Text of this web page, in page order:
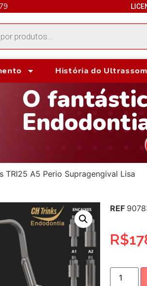
História do Ultrassom
O
TRI25 A5 Perio Supragengival Lisa
REF
R$